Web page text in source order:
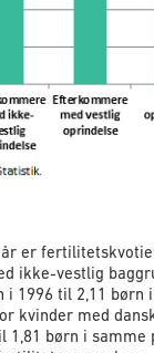
år er
ikke-vestlig
i 1996 til 2,11 børn
kvinder med
1,81 børn i samme